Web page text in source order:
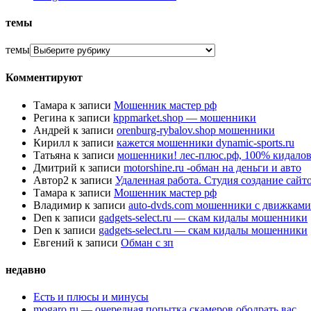
темы
темы
Комментируют
Тамара к записи Мошенник мастер рф
Регина к записи kppmarket.shop — мошенники
Андрей к записи orenburg-rybalov.shop мошенники
Кирилл к записи кажется мошенники dynamic-sports.ru
Татьяна к записи мошенники! лес-плюс.рф, 100%
Дмитрий к записи motorshine.ru -обман на деньги и авто
Автор2 к записи Удаленная работа. Студия создание
Тамара к записи Мошенник мастер рф
Владимир к записи auto-dvds.com мошенники с движками
Den к записи gadgets-select.ru — скам кидалы мошенники
Den к записи gadgets-select.ru — скам кидалы мошенники
Евгений к записи Обман с зп
недавно
Есть и плюсы и минусы